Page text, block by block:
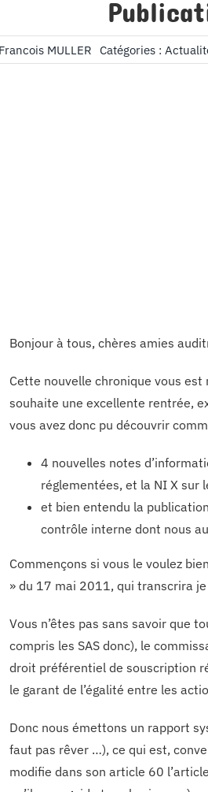
MULLER Catégories :
Bonjour à tous, chères amies
Cette nouvelle chronique vous est
souhaite une excellente rentrée,
vous avez donc pu découvrir
4 nouvelles notes
réglementées, et la NI X sur
et bien entendu la
contrôle interne dont nous
Commençons si vous le voulez
» du 17 mai 2011, qui transcrira
Vous n’êtes pas sans savoir que
compris les SAS donc), le
droit préférentiel de souscription
le garant de l’égalité entre les
Donc nous émettons un rapport
faut pas rêver …), ce qui est,
modifie dans son article 60